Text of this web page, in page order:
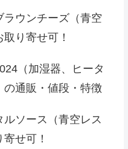
ウンチーズ（青空
り寄せ可！
（加湿器、ヒータ
通販・値段・特徴
ソース（青空レス
せ可！